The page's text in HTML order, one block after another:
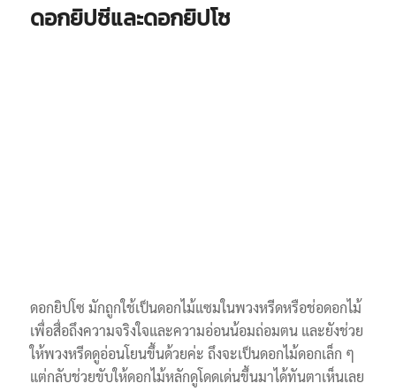
ดอกยิปซีและดอกยิปโซ
ดอกยิปโซ มักถูกใช้เป็นดอกไม้แซมในพวงหรีดหรือช่อดอกไม้
เพื่อสื่อถึงความจริงใจและความอ่อนน้อมถ่อมตน และยังช่วย
ให้พวงหรีดดูอ่อนโยนขึ้นด้วยค่ะ ถึงจะเป็นดอกไม้ดอกเล็ก ๆ
แต่กลับช่วยขับให้ดอกไม้หลักดูโดดเด่นขึ้นมาได้ทันตาเห็นเลย